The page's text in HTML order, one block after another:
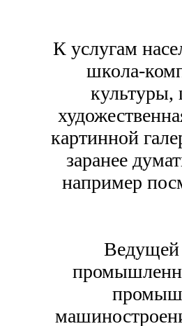
К услугам
школа-
культуры,
картинной
заранее
например
Ведущей